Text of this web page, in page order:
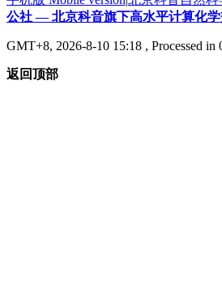
公社 — 北京科音旗下高水平计算化
GMT+8, 2026-8-10 15:18 , Processed in
返回顶部